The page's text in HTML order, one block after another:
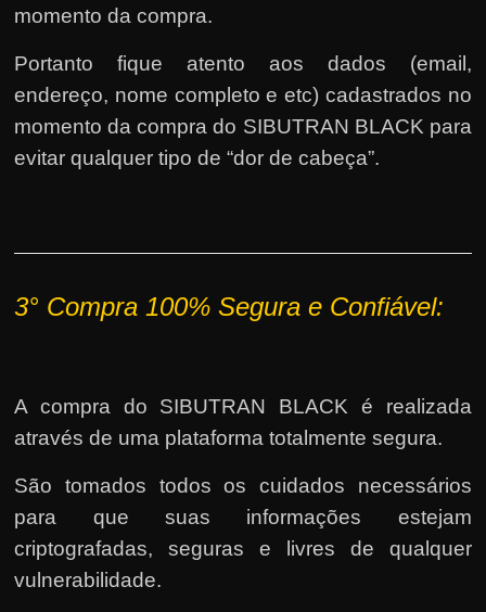
momento da compra.
Portanto fique atento aos dados (email,
endereço, nome completo e etc) cadastrados no
momento da compra do SIBUTRAN BLACK para
evitar qualquer tipo de “dor de cabeça”.
3° Compra 100% Segura e Confiável:
A compra do SIBUTRAN BLACK é realizada
através de uma plataforma totalmente segura.
São tomados todos os cuidados necessários
para que suas informações estejam
criptografadas, seguras e livres de qualquer
vulnerabilidade.